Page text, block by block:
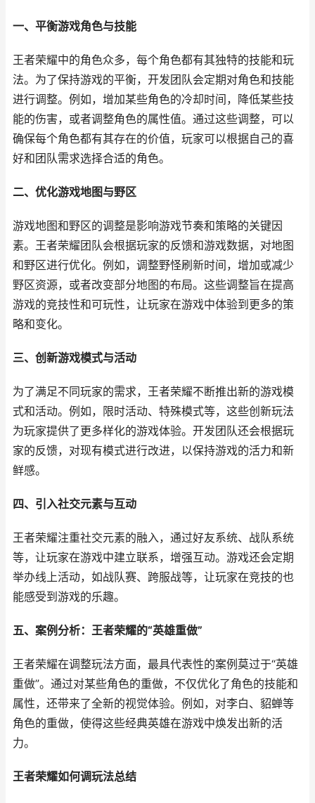
一、平衡游戏角色与技能
王者荣耀中的角色众多，每个角色都有其独特的技能和玩
法。为了保持游戏的平衡，开发团队会定期对角色和技能
进行调整。例如，增加某些角色的冷却时间，降低某些技
能的伤害，或者调整角色的属性值。通过这些调整，可以
确保每个角色都有其存在的价值，玩家可以根据自己的喜
好和团队需求选择合适的角色。
二、优化游戏地图与野区
游戏地图和野区的调整是影响游戏节奏和策略的关键因
素。王者荣耀团队会根据玩家的反馈和游戏数据，对地图
和野区进行优化。例如，调整野怪刷新时间，增加或减少
野区资源，或者改变部分地图的布局。这些调整旨在提高
游戏的竞技性和可玩性，让玩家在游戏中体验到更多的策
略和变化。
三、创新游戏模式与活动
为了满足不同玩家的需求，王者荣耀不断推出新的游戏模
式和活动。例如，限时活动、特殊模式等，这些创新玩法
为玩家提供了更多样化的游戏体验。开发团队还会根据玩
家的反馈，对现有模式进行改进，以保持游戏的活力和新
鲜感。
四、引入社交元素与互动
王者荣耀注重社交元素的融入，通过好友系统、战队系统
等，让玩家在游戏中建立联系，增强互动。游戏还会定期
举办线上活动，如战队赛、跨服战等，让玩家在竞技的也
能感受到游戏的乐趣。
五、案例分析：王者荣耀的“英雄重做”
王者荣耀在调整玩法方面，最具代表性的案例莫过于“英雄
重做”。通过对某些角色的重做，不仅优化了角色的技能和
属性，还带来了全新的视觉体验。例如，对李白、貂蝉等
角色的重做，使得这些经典英雄在游戏中焕发出新的活
力。
王者荣耀如何调玩法总结